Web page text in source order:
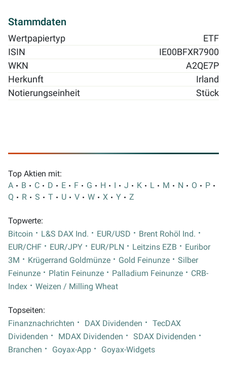
Stammdaten
Wertpapiertyp
ETF
ISIN
IE00BFXR7900
WKN
A2QE7P
Herkunft
Irland
Notierungseinheit
Stück
Top Aktien mit:
A
B C D E F G H I J K L M N O
P
Q
R S T U V W X Y Z
Topwerte:
Bitcoin
L&S DAX Ind. EUR/USD
Brent Rohöl Ind.
EUR/CHF
EUR/JPY EUR/PLN Leitzins EZB
Euribor
3M
Krügerrand Goldmünze Gold Feinunze
Silber
Feinunze
Platin Feinunze Palladium Feinunze
CRB-
Index
Weizen / Milling Wheat
Topseiten:
Finanznachrichten
DAX Dividenden
TecDAX
Dividenden
MDAX Dividenden
SDAX Dividenden
Branchen
Goyax-App Goyax-Widgets